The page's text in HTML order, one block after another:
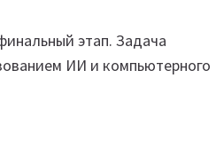
этап. Задача
ИИ и компьютерного